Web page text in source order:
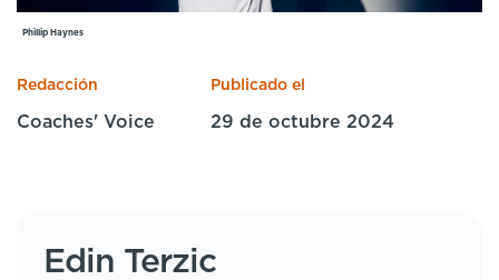
English Español
Phillip Haynes
Redacción
Coaches' Voice
Publicado el
29 de octubre 2024
Edin Terzic